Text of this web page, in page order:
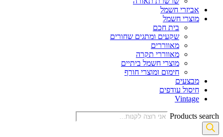
אביזרי חשמל
מוצרי חשמל
בית חכם
שקעים ומתגים שחורים
מאווררים
מאווררי תקרה
מוצרי חשמל ביתיים
חימום ומוצרי חורף
מבצעים
חיסול עודפים
Vintage
Products search